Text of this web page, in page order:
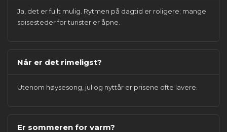
Ja, det er fullt mulig. Rytmen på dagtid er roligere; mange
spisesteder for turister er åpne.
Når er det rimeligst?
Utenom høysesong, jul og nyttår er prisene ofte lavere.
Er sommeren for varm?